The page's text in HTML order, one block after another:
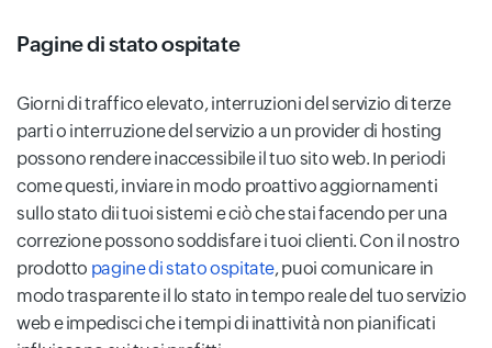
Pagine di stato ospitate
Giorni di traffico elevato, interruzioni del servizio di terze
parti o interruzione del servizio a un provider di hosting
possono rendere inaccessibile il tuo sito web. In periodi
come questi, inviare in modo proattivo aggiornamenti
sullo stato dii tuoi sistemi e ciò che stai facendo per una
correzione possono soddisfare i tuoi clienti. Con il nostro
prodotto pagine di stato ospitate, puoi comunicare in
modo trasparente il lo stato in tempo reale del tuo servizio
web e impedisci che i tempi di inattività non pianificati